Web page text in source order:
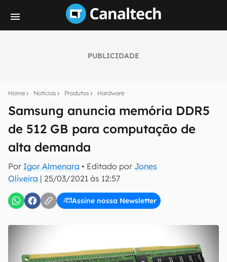
PUBLICIDADE
Home Notícias Produtos Hardware
Samsung anuncia memória DDR5
de 512 GB para computação de
alta demanda
Por Igor Almenara • Editado por Jones
Oliveira | 25/03/2021 às 12:57
Assine nossa Newsletter
notícias e reviews sobre tecnologia em primeira
E-mail
inscreva-se
Confirmo que li, aceito e concordo com os Termos de
Uso e Política de Privacidade do Canaltech.